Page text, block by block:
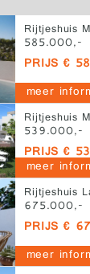
Rijtjeshuis
585.000,-
PRIJS €
meer
Rijtjeshuis
539.000,-
PRIJS €
meer
Rijtjeshuis
675.000,-
PRIJS €
meer